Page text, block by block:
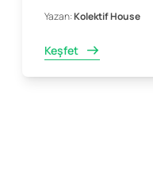
Yazan:Kolektif House
Keşfet